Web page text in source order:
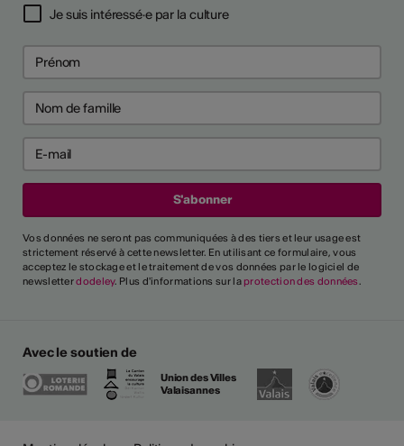
Je suis intéressé·e par la culture
Vos données ne seront pas communiquées à des tiers et leur usage est
strictement réservé à cette newsletter. En utilisant ce formulaire, vous
acceptez le stockage et le traitement de vos données par le logiciel de
newsletterdodeley. Plus d'informations sur la protection des données.
Avec le soutien de
Union des Villes
Valaisannes